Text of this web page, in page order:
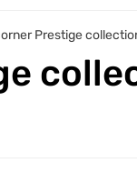
Prestige